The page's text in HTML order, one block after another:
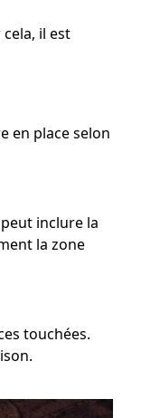
il est
en place selon
inclure la
la zone
touchées.